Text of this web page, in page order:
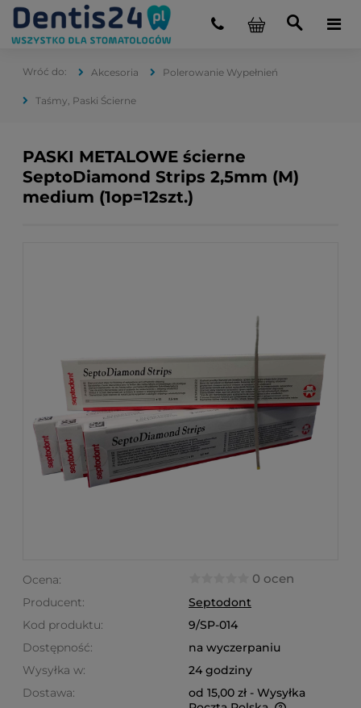
Akcesoria Polerowanie Wypełnień
Taśmy, Paski Ścierne
PASKI METALOWE ścierne
SeptoDiamond Strips 2,5mm (M)
medium (1op=12szt.)
Ocena: 0 ocen
Producent:
Septodont
Kod produktu:
9/SP-014
Dostępność:
na wyczerpaniu
Wysyłka w:
24 godziny
Dostawa:
od 15,00 zł - Wysyłka